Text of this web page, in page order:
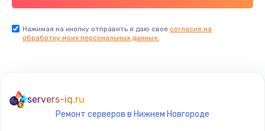
Нажимая на кнопку отправить я даю свое согласие на
обработку моих персональных данных.
servers-iq.ru
Ремонт серверов в Нижнем Новгороде